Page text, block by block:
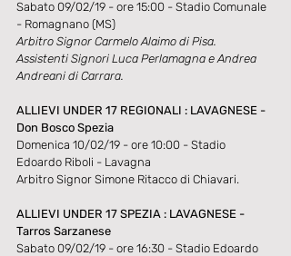
Sabato 09/02/19 - ore 15:00 - Stadio Comunale
- Romagnano (MS)
Arbitro Signor Carmelo Alaimo di Pisa.
Assistenti Signori Luca Perlamagna e Andrea
Andreani di Carrara.
ALLIEVI UNDER 17 REGIONALI : LAVAGNESE -
Don Bosco Spezia
Domenica 10/02/19 - ore 10:00 - Stadio
Edoardo Riboli - Lavagna
Arbitro Signor Simone Ritacco di Chiavari.
ALLIEVI UNDER 17 SPEZIA : LAVAGNESE -
Tarros Sarzanese
Sabato 09/02/19 - ore 16:30 - Stadio Edoardo